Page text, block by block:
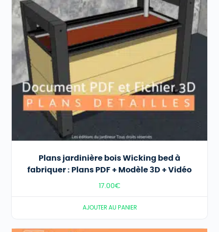
Plans jardinière bois Wicking bed à
fabriquer : Plans PDF + Modèle 3D + Vidéo
17.00€
AJOUTER AU PANIER